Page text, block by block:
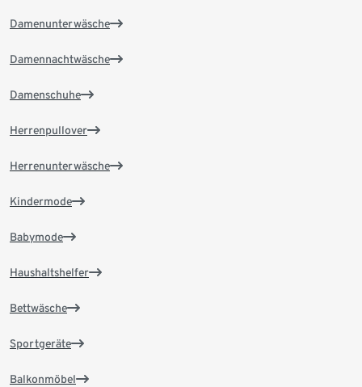
Damenunterwäsche
Damennachtwäsche
Damenschuhe
Herrenpullover
Herrenunterwäsche
Kindermode
Babymode
Haushaltshelfer
Bettwäsche
Sportgeräte
Balkonmöbel